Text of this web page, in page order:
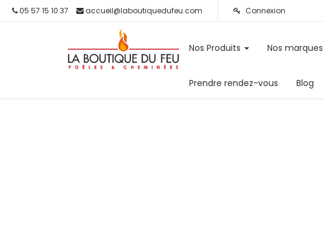
05 57 15 10 37 accueil@laboutiquedufeu.com Connexion
Nos Produits Nos marques
Prendre rendez-vous Blog